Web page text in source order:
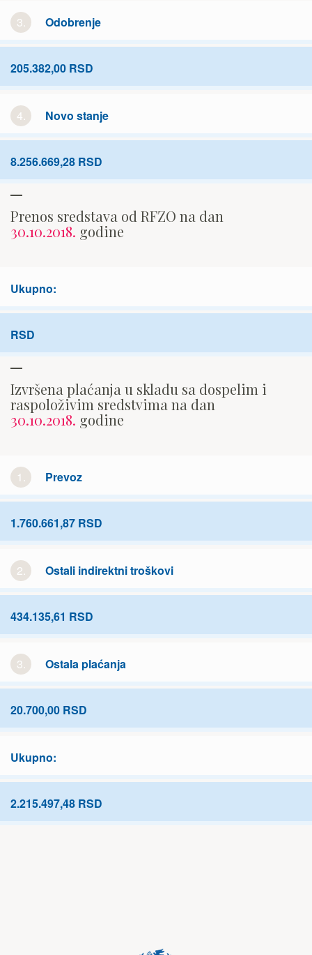
3. Odobrenje
205.382,00 RSD
4. Novo stanje
8.256.669,28 RSD
Prenos sredstava od RFZO na dan
30.10.2018. godine
Ukupno:
RSD
Izvršena plaćanja u skladu sa dospelim i
raspoloživim sredstvima na dan
30.10.2018. godine
1. Prevoz
1.760.661,87 RSD
2. Ostali indirektni troškovi
434.135,61 RSD
3. Ostala plaćanja
20.700,00 RSD
Ukupno:
2.215.497,48 RSD